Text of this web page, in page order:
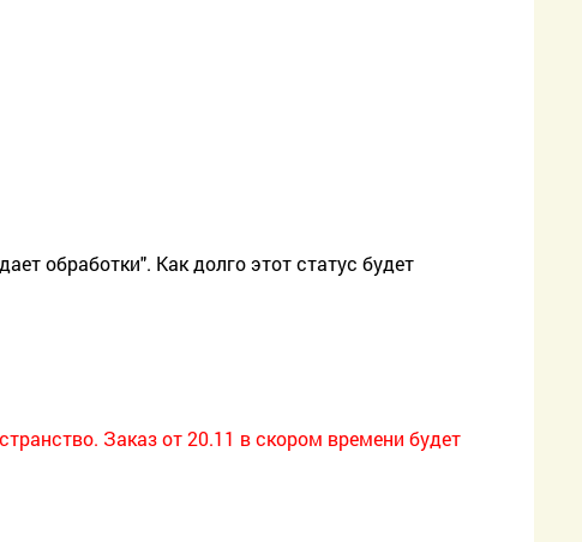
обработки". Как долго этот статус будет
Заказ от 20.11 в скором времени будет